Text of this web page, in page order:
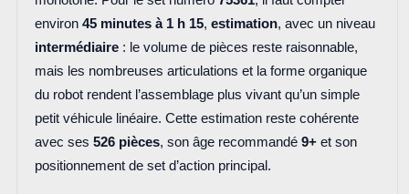
environ 45 minutes à 1 h 15, estimation, avec un niveau
intermédiaire: le volume de pièces reste raisonnable,
mais les nombreuses articulations et la forme organique
du robot rendent l’assemblage plus vivant qu’un simple
petit véhicule linéaire. Cette estimation reste cohérente
avec ses 526 pièces, son âge recommandé 9+et son
positionnement de set d’action principal.